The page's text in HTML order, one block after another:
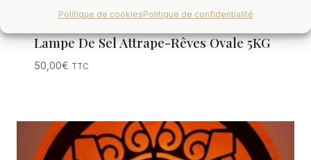
Politique de cookiesPolitique de confidentialité
Lampe De Sel Attrape-Rêves Ovale 5KG
50,00€ TTC